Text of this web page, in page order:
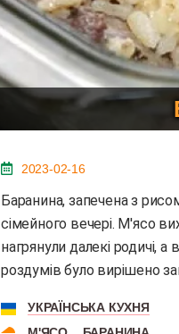
2023-02-16
Баранина, запечена з рисом, особливо якщо баранина молода - чудове блюдо для святкового
сімейного вечері. М'ясо
нагрянули далекі родичі,
роздумів було вирішено
УКРАЇНСЬКА КУХНЯ